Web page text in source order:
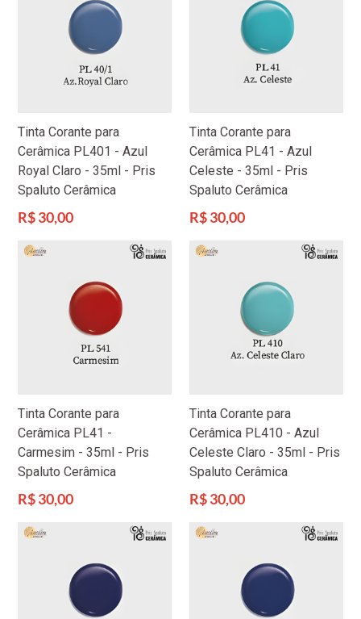
Tinta Corante para
Cerâmica PL401 - Azul
Royal Claro - 35ml - Pris
Spaluto Cerâmica
Preço
R$ 30,00
Tinta Corante para
Cerâmica PL41 - Azul
Celeste - 35ml - Pris
Spaluto Cerâmica
Preço
R$ 30,00
Tinta Corante para
Cerâmica PL41 -
Carmesim - 35ml - Pris
Spaluto Cerâmica
Preço
R$ 30,00
Tinta Corante para
Cerâmica PL410 - Azul
Celeste Claro - 35ml - Pris
Spaluto Cerâmica
Preço
R$ 30,00